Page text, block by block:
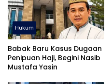
Hukum
Babak Baru Kasus Dugaan
Penipuan Haji, Begini Nasib
Mustafa Yasin